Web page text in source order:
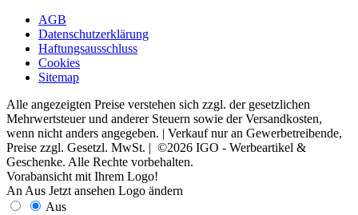
AGB
Datenschutzerklärung
Haftungsausschluss
Cookies
Sitemap
Alle angezeigten Preise verstehen sich zzgl. der gesetzlichen
Mehrwertsteuer und anderer Steuern sowie der Versandkosten,
wenn nicht anders angegeben. | Verkauf nur an Gewerbetreibende,
Preise zzgl. Gesetzl. MwSt. | ©2026 IGO - Werbeartikel &
Geschenke. Alle Rechte vorbehalten.
Vorabansicht mit Ihrem Logo!
An Aus Jetzt ansehen Logo ändern
Aus